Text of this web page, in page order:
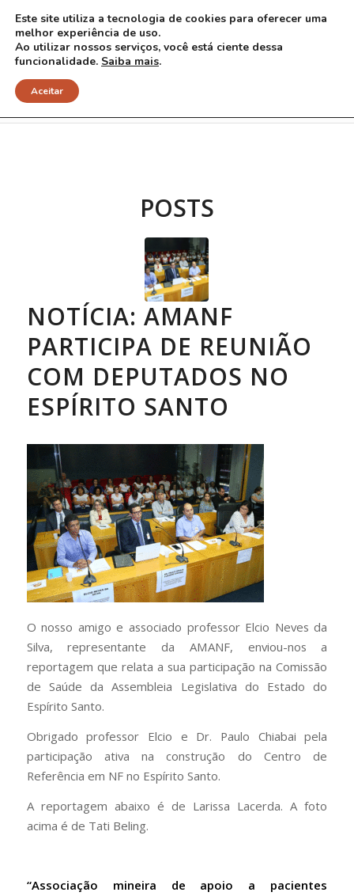
Arquivo para Tag: Paulo Chiabai
POSTS
NOTÍCIA: AMANF
PARTICIPA DE REUNIÃO
COM DEPUTADOS NO
ESPÍRITO SANTO
O nosso amigo e associado professor Elcio Neves da
Silva, representante da AMANF, enviou-nos a
reportagem que relata a sua participação na Comissão
de Saúde da Assembleia Legislativa do Estado do
Espírito Santo.
Obrigado professor Elcio e Dr. Paulo Chiabai pela
participação ativa na construção do Centro de
Referência em NF no Espírito Santo.
A reportagem abaixo é de Larissa Lacerda. A foto
acima é de Tati Beling.
“Associação mineira de apoio a pacientes
Este site utiliza a tecnologia de cookies para oferecer uma
melhor experiência de uso.
Ao utilizar nossos serviços, você está ciente dessa
funcionalidade. Saiba mais.
Aceitar